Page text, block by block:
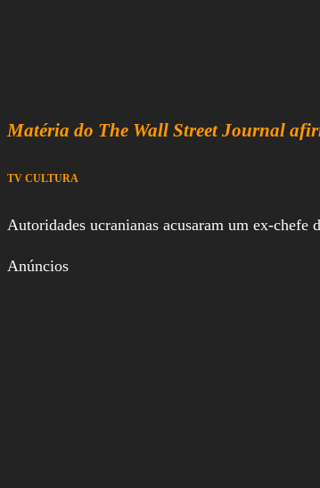
Matéria do The Wall Street Journal
TV CULTURA
Autoridades ucranianas acusaram um ex-chefe
Anúncios